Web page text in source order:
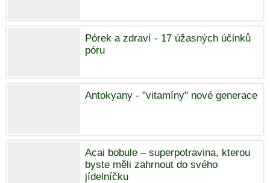
Pórek a zdraví - 17 úžasných účinků
póru
Antokyany - "vitamíny" nové generace
Acai bobule – superpotravina, kterou
byste měli zahrnout do svého
jídelníčku